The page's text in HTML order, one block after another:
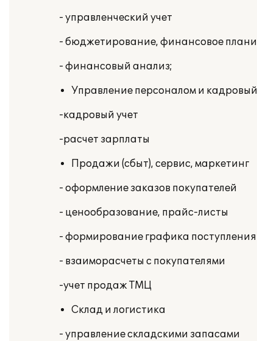
- управленческий учет
- бюджетирование, финансовое
- финансовый анализ;
Управление персоналом и кадровый
-кадровый учет
-расчет зарплаты
Продажи (сбыт), сервис, маркетинг
- оформление заказов покупателей
- ценообразование, прайс-листы
- формирование графика поступления
- взаиморасчеты с покупателями
-учет продаж ТМЦ
Склад и логистика
- управление складскими запасами